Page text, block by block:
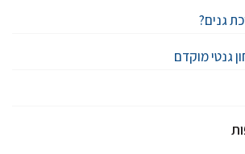
גנים?
גנטי מוקדם